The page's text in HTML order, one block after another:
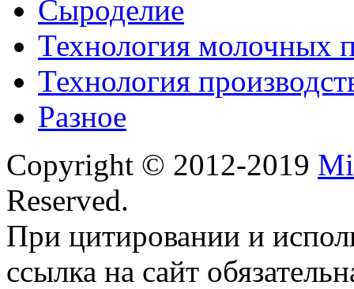
Сыроделие
Технология молочных
Технология
Разное
Copyright © 2012-2019
Reserved.
При цитировании и
ссылка на сайт